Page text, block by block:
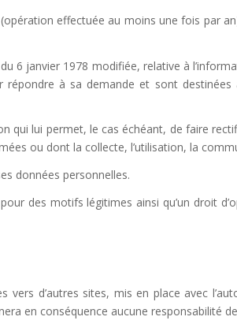
effectuée au moins une fois par
6 janvier 1978 modifiée, relative à
à sa demande et sont
qui lui permet, le cas échéant, de faire
ou dont la collecte, l’utilisation, la
données personnelles.
des motifs légitimes ainsi qu’un droit
d’autres sites, mis en place avec
en conséquence aucune responsabilité